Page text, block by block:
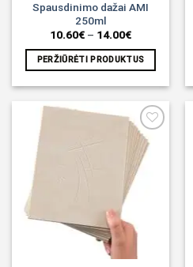
Spausdinimo dažai AMI
250ml
10.60€ – 14.00€Price
10.60€
through
14.00€
PERŽIŪRĖTI PRODUKTUS
Noriu!